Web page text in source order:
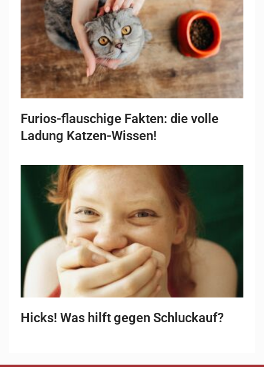
Furios-flauschige Fakten: die volle
Ladung Katzen-Wissen!
Hicks! Was hilft gegen Schluckauf?